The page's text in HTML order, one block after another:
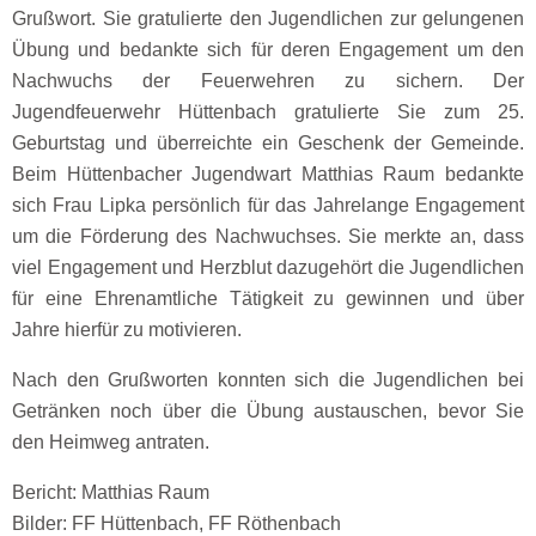
Grußwort. Sie gratulierte den Jugendlichen zur gelungenen
Übung und bedankte sich für deren Engagement um den
Nachwuchs der Feuerwehren zu sichern. Der
Jugendfeuerwehr Hüttenbach gratulierte Sie zum 25.
Geburtstag und überreichte ein Geschenk der Gemeinde.
Beim Hüttenbacher Jugendwart Matthias Raum bedankte
sich Frau Lipka persönlich für das Jahrelange Engagement
um die Förderung des Nachwuchses. Sie merkte an, dass
viel Engagement und Herzblut dazugehört die Jugendlichen
für eine Ehrenamtliche Tätigkeit zu gewinnen und über
Jahre hierfür zu motivieren.
Nach den Grußworten konnten sich die Jugendlichen bei
Getränken noch über die Übung austauschen, bevor Sie
den Heimweg antraten.
Bericht: Matthias Raum
Bilder: FF Hüttenbach, FF Röthenbach